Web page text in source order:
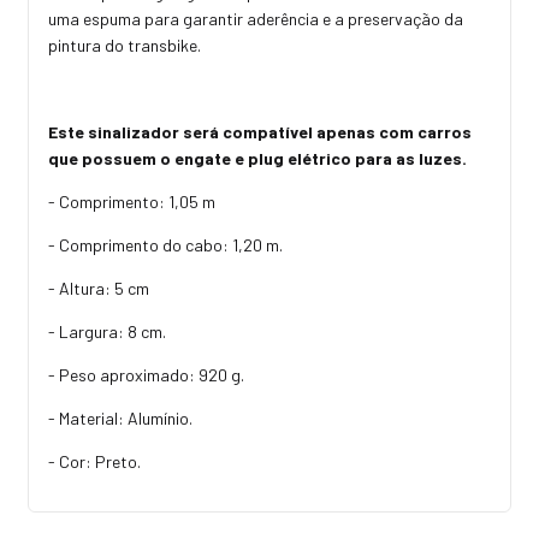
uma espuma para garantir aderência e a preservação da
pintura do transbike.
Este sinalizador será compatível apenas com carros
que possuem o engate e plug elétrico para as luzes.
- Comprimento: 1,05 m
- Comprimento do cabo: 1,20 m.
- Altura: 5 cm
- Largura: 8 cm.
- Peso aproximado: 920 g.
- Material: Alumínio.
- Cor: Preto.